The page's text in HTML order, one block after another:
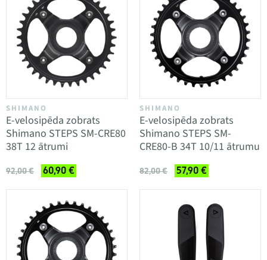
SHIMANO
E-velosipēda zobrats
Shimano STEPS SM-CRE80
38T 12 ātrumi
92,00 € 60,90 €
SHIMANO
E-velosipēda zobrats
Shimano STEPS SM-
CRE80-B 34T 10/11 ātrumu
82,00 € 57,90 €